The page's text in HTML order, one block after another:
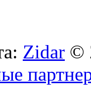
Zidar ©